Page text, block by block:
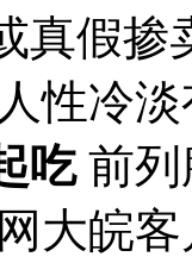
真假掺
性冷
吃前列
大皖